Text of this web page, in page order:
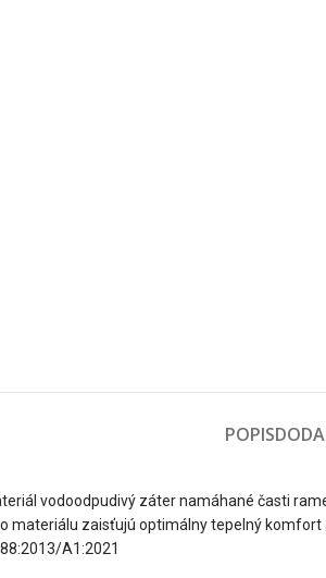
POPIS
vodoodpudivý záter namáhané časti
zaisťujú optimálny tepelný
A1:2021